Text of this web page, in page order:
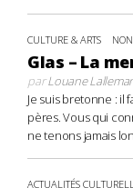
CULTURE & ARTS
Glas – La
parLouane
Je suis bretonne : il
pères. Vous qui
ne tenons jamais
ACTUALITÉS